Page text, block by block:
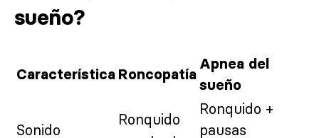
sueño?
Característica Roncopatía
Apnea del
sueño
Sonido
Ronquido
Ronquido +
pausas